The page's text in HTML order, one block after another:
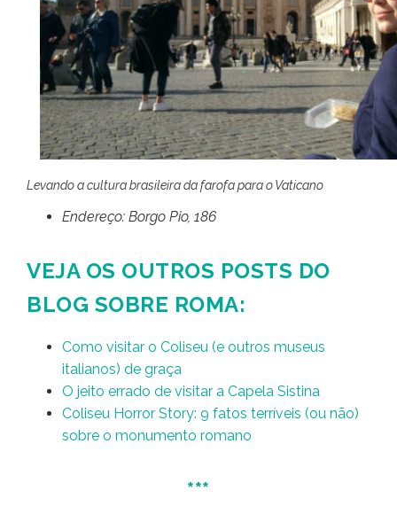
Levando a cultura brasileira da farofa para o Vaticano
Endereço: Borgo Pio, 186
VEJA OS OUTROS POSTS DO
BLOG SOBRE ROMA:
Como visitar o Coliseu (e outros museus
italianos) de graça
O jeito errado de visitar a Capela Sistina
Coliseu Horror Story: 9 fatos terríveis (ou não)
sobre o monumento romano
***